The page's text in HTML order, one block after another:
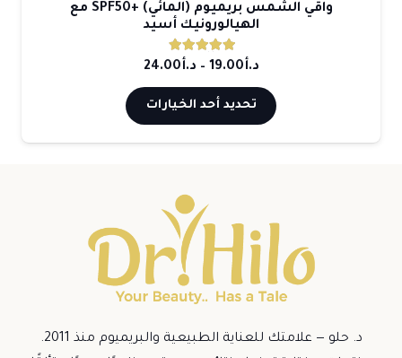
واقي الشمس بريميوم (المائي) +SPF50 مع
الهيالورونيك أسيد
تم التقييم 5.00
د.أ19.00
– د.أ24.00
السعر:
من
⁦د.أ19.00⁩
تحديد أحد الخيارات
هناك
لهذا
المنتج.
يمكن
اختيار
د. حلو — علامتك للعناية الطبيعية والبريميوم منذ 2011.